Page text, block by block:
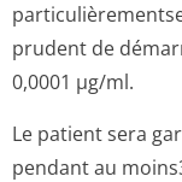
prudent de
0,0001 µg/ml.
Le patient sera
pendant au